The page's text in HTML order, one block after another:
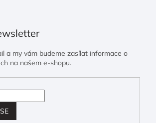
a my vám budeme zasílat informace o
na našem e-shopu.